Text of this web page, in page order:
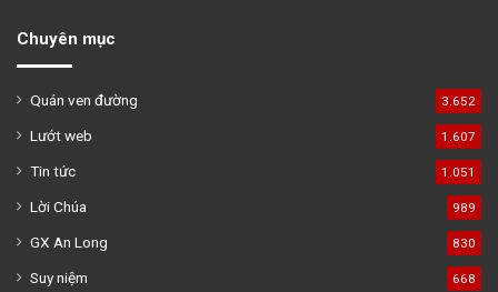
Chuyên mục
Quán ven đường 3.652
Lướt web 1.607
Tin tức 1.051
Lời Chúa 989
GX An Long 830
Suy niệm 668